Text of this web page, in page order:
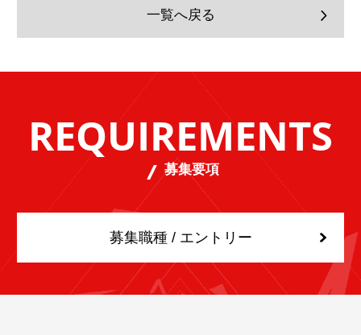
一覧へ戻る
REQUIREMENTS
募集要項
募集職種 / エントリー